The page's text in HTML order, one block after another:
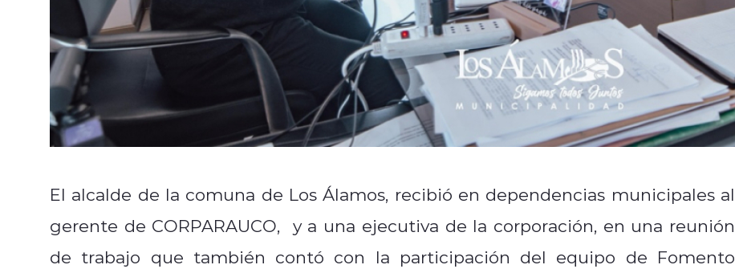
El alcalde de la comuna de Los Álamos, recibió en dependencias municipales al
gerente de CORPARAUCO, y a una ejecutiva de la corporación, en una reunión
de trabajo que también contó con la participación del equipo de Fomento